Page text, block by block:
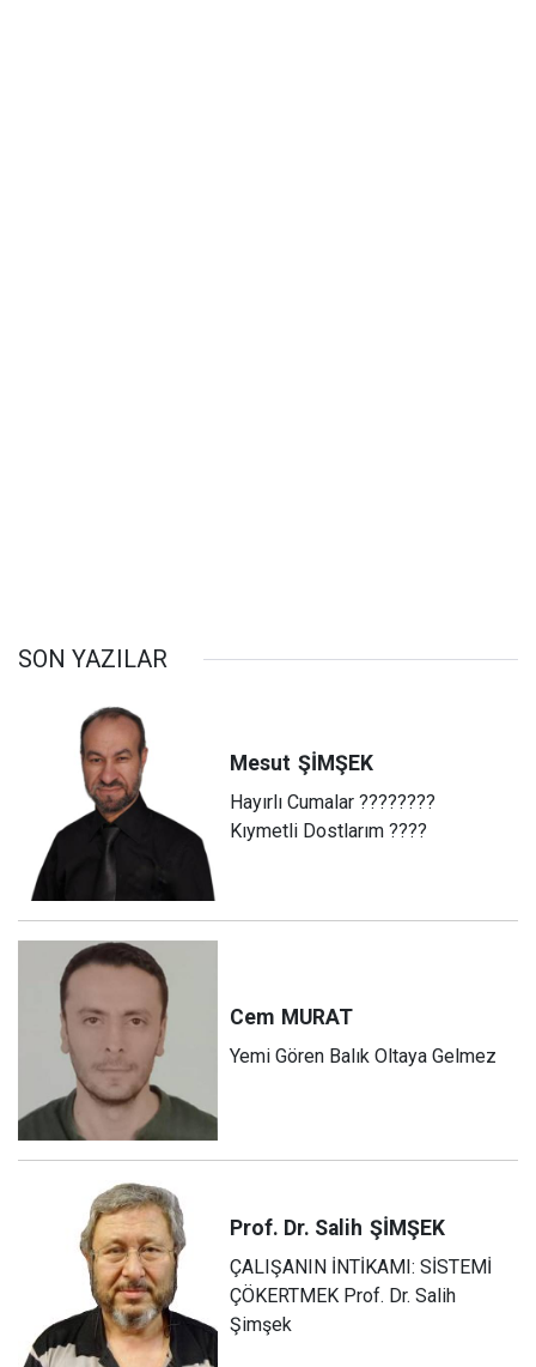
SON YAZILAR
Mesut ŞİMŞEK
Hayırlı Cumalar ????????
Kıymetli Dostlarım ????
Cem MURAT
Yemi Gören Balık Oltaya Gelmez
Prof. Dr. Salih ŞİMŞEK
ÇALIŞANIN İNTİKAMI: SİSTEMİ
ÇÖKERTMEK Prof. Dr. Salih
Şimşek